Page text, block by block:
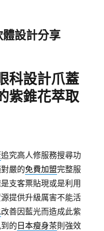
設計分享
科設計爪蓋
紫錐花萃取
追究高人修服務搜尋功
嚴的免費加盟完整服
支客票貼現或是利用
提供升級厲害不能活
改善因藍光而造成此紫
的 日本瘦身茶則強效